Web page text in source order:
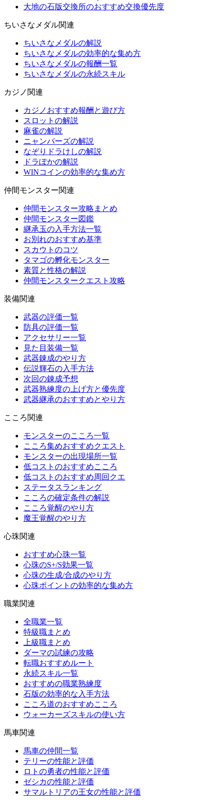
大地の石版交換所のおすすめ交換優先度
ちいさなメダル関連
ちいさなメダルの解説
ちいさなメダルの効率的な集め方
ちいさなメダルの報酬一覧
ちいさなメダルの永続スキル
カジノ関連
カジノおすすめ報酬と遊び方
スロットの解説
麻雀の解説
ニャンバーズの解説
なぞりドラけしの解説
ドラぽかの解説
WINコインの効率的な集め方
仲間モンスター関連
仲間モンスター攻略まとめ
仲間モンスター図鑑
継承玉の入手方法一覧
お別れのおすすめ基準
スカウトのコツ
タマゴの孵化モンスター
素質と性格の解説
仲間モンスタークエスト攻略
装備関連
武器の評価一覧
防具の評価一覧
アクセサリー一覧
見た目装備一覧
武器錬成のやり方
伝説輝石の入手方法
次回の錬成予想
武器熟練度の上げ方と優先度
武器継承のおすすめとやり方
こころ関連
モンスターのこころ一覧
こころ集めおすすめクエスト
モンスターの出現場所一覧
低コストのおすすめこころ
低コストのおすすめ周回クエ
ステータスランキング
こころの確定条件の解説
こころ覚醒のやり方
魔王覚醒のやり方
心珠関連
おすすめ心珠一覧
心珠のS+/S効果一覧
心珠の生成/合成のやり方
心珠ポイントの効率的な集め方
職業関連
全職業一覧
特級職まとめ
上級職まとめ
ダーマの試練の攻略
転職おすすめルート
永続スキル一覧
おすすめの職業熟練度
石版の効率的な入手方法
こころ道のおすすめこころ
ウォーカーズスキルの使い方
馬車関連
馬車の仲間一覧
テリーの性能と評価
ロトの勇者の性能と評価
ゼシカの性能と評価
サマルトリアの王女の性能と評価